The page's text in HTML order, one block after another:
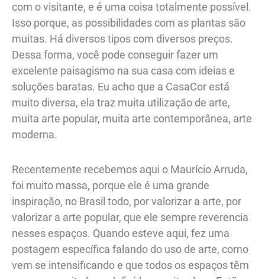
com o visitante, e é uma coisa totalmente possível.
Isso porque, as possibilidades com as plantas são
muitas. Há diversos tipos com diversos preços.
Dessa forma, você pode conseguir fazer um
excelente paisagismo na sua casa com ideias e
soluções baratas. Eu acho que a CasaCor está
muito diversa, ela traz muita utilização de arte,
muita arte popular, muita arte contemporânea, arte
moderna.
Recentemente recebemos aqui o Maurício Arruda,
foi muito massa, porque ele é uma grande
inspiração, no Brasil todo, por valorizar a arte, por
valorizar a arte popular, que ele sempre reverencia
nesses espaços. Quando esteve aqui, fez uma
postagem específica falando do uso de arte, como
vem se intensificando e que todos os espaços têm